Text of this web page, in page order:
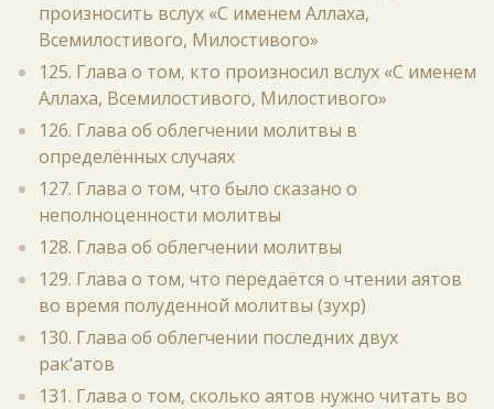
произносить вслух «С именем Аллаха,
Всемилостивого, Милостивого»
125. Глава о том, кто произносил вслух «С именем
Аллаха, Всемилостивого, Милостивого»
126. Глава об облегчении молитвы в
определённых случаях
127. Глава о том, что было сказано о
неполноценности молитвы
128. Глава об облегчении молитвы
129. Глава о том, что передаётся о чтении аятов
во время полуденной молитвы (зухр)
130. Глава об облегчении последних двух
рак‘атов
131. Глава о том, сколько аятов нужно читать во